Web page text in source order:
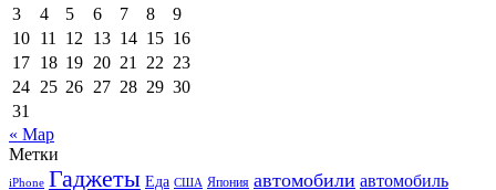
3
4 5 6 7 8
9
10 11 12 13 14 15 16
17 18 19 20 21 22 23
24 25 26 27 28 29 30
31
« Мар
Метки
iPhone Гаджеты Еда США Япония автомобили автомобиль